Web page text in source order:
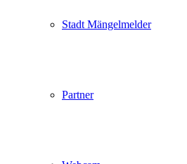
Stadt Mängelmelder
Partner